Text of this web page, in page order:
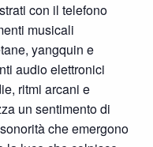
con il telefono
musicali
yangquin e
audio elettronici
ritmi arcani e
un sentimento di
che emergono